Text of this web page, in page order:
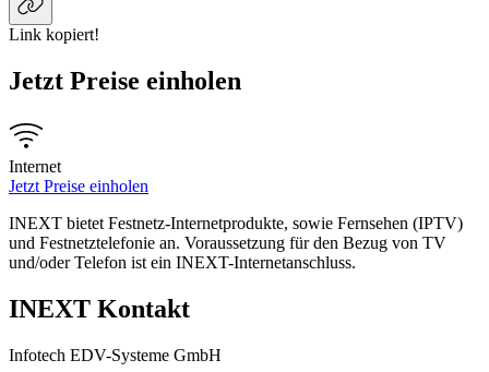
Link kopiert!
Jetzt Preise einholen
Internet
Jetzt Preise einholen
INEXT bietet Festnetz-Internetprodukte, sowie Fernsehen (IPTV)
und Festnetztelefonie an. Voraussetzung für den Bezug von TV
und/oder Telefon ist ein INEXT-Internetanschluss.
INEXT Kontakt
Infotech EDV-Systeme GmbH